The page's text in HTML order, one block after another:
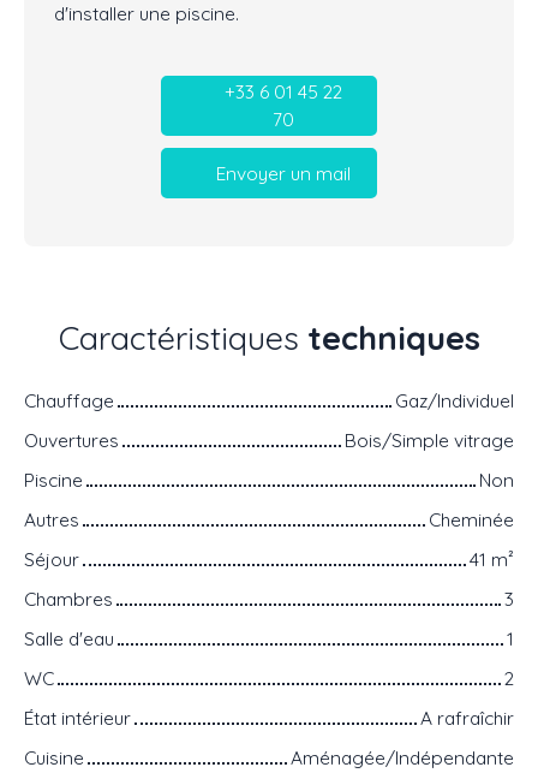
d'installer une piscine.
+33 6 01 45 22
70
Envoyer un mail
Caractéristiques techniques
Chauffage
Gaz/Individuel
Ouvertures
Bois/Simple vitrage
Piscine
Non
Autres
Cheminée
Séjour
41 m²
Chambres
3
Salle d'eau
1
WC
2
État intérieur
A rafraîchir
Cuisine
Aménagée/Indépendante